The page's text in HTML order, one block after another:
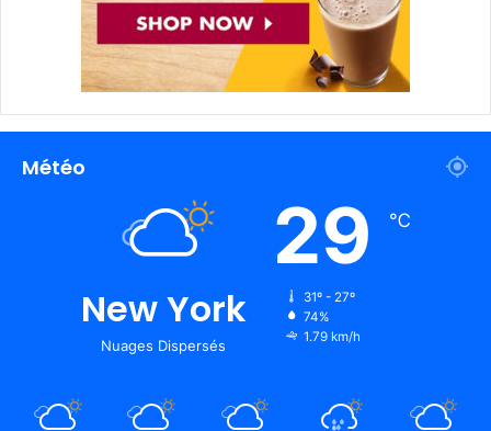
Météo
New York
Nuages Dispersés
29 ℃
31º - 27º
74%
1.79 km/h